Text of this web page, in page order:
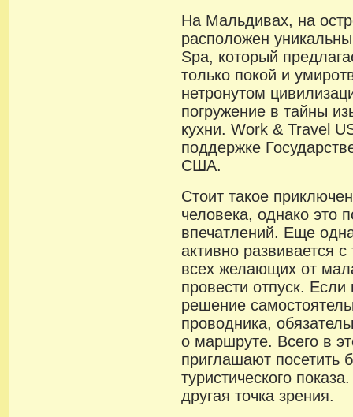
На Мальдивах, на
расположен
Spa, который
только покой и
нетронутом
погружение в тайны
кухни. Work & Travel
поддержке
США.
Стоит такое
человека, однако это
впечатлений. Еще
активно развивается
всех желающих от
провести отпуск.
решение
проводника,
о маршруте. Всего в
приглашают посетить
туристического
другая точка зрения.